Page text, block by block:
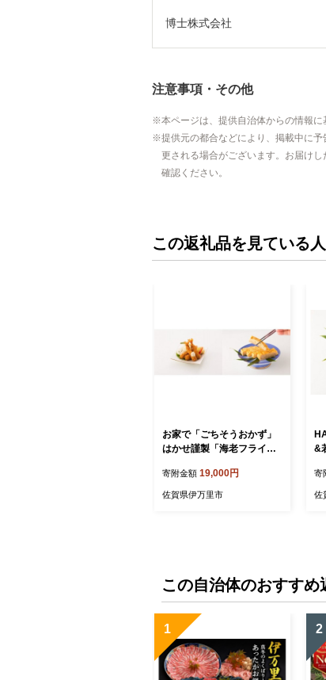
博士株式会社
注意事項・その他
本ページは、提供自治体からの情報に
提供元の都合などにより、掲載中に
更される場合がございます。お届け
確認ください。
この返礼品を見ている
お家で「ごちそうおかず」
はかせ謹製「海老フライ&
49
寄附金額 19,000円
佐賀県伊万里市
&
寄
佐
この自治体のおすすめ
1 2